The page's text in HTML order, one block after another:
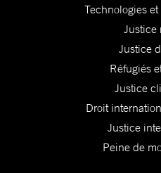
Technologies
Justice
Justice
Réfugiés
Justice
Droit
Justice
Peine de